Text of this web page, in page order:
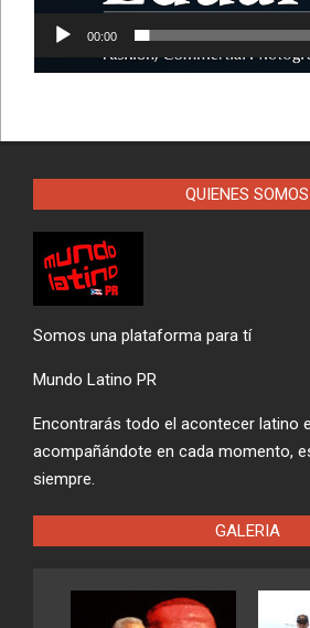
00:00
QUIENES SOMOS
Somos una plataforma para tí
Mundo Latino PR
Encontrarás todo el acontecer latino
acompañándote en cada momento,
siempre.
GALERIA